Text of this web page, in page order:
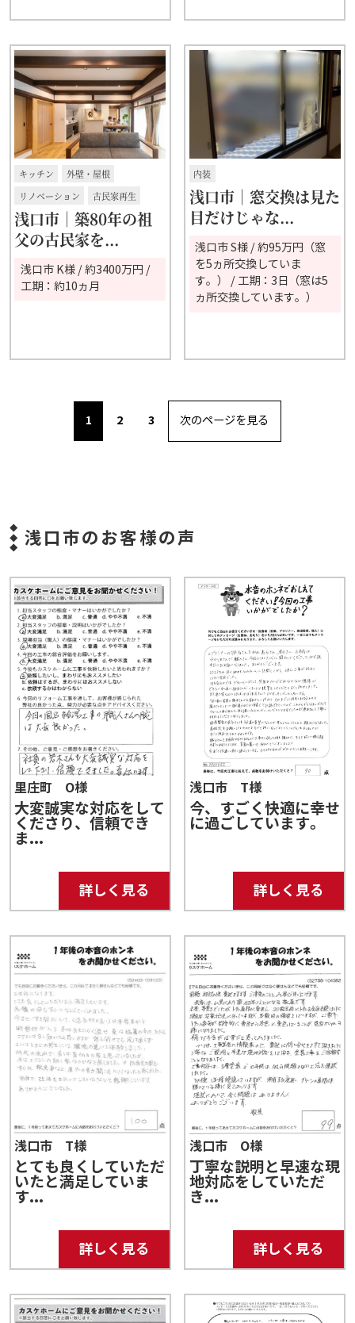
キッチン
外壁・屋根
リノベーション
古民家再生
浅口市│築80年の祖
父の古民家を...
浅口市 K様 / 約3400万円 /
工期：約10ヵ月
内装
浅口市｜窓交換は見た
目だけじゃな...
浅口市 S様 / 約95万円（窓
を5ヵ所交換していま
す。） / 工期：3日（窓は5
ヵ所交換しています。）
1 2 3 次のページを見る
浅口市のお客様の声
里庄町 O様
大変誠実な対応をして
くださり、信頼でき
ま...
詳しく見る
浅口市 T様
今、すごく快適に幸せ
に過ごしています。
詳しく見る
浅口市 T様
とても良くしていただ
いたと満足していま
す...
詳しく見る
浅口市 O様
丁寧な説明と早速な現
地対応をしていただ
き...
詳しく見る